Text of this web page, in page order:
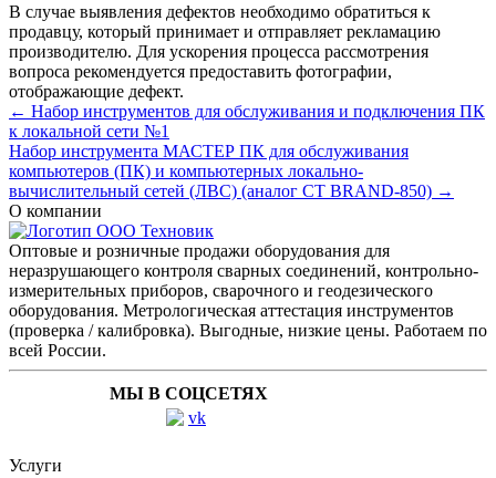
В случае выявления дефектов необходимо обратиться к
продавцу, который принимает и отправляет рекламацию
производителю. Для ускорения процесса рассмотрения
вопроса рекомендуется предоставить фотографии,
отображающие дефект.
← Набор инструментов для обслуживания и подключения ПК
к локальной сети №1
Набор инструмента МАСТЕР ПК для обслуживания
компьютеров (ПК) и компьютерных локально-
вычислительный сетей (ЛВС) (аналог CT BRAND-850) →
О компании
Оптовые и розничные продажи оборудования для
неразрушающего контроля сварных соединений, контрольно-
измерительных приборов, сварочного и геодезического
оборудования. Метрологическая аттестация инструментов
(проверка / калибровка). Выгодные, низкие цены. Работаем по
всей России.
МЫ В СОЦСЕТЯХ
Услуги